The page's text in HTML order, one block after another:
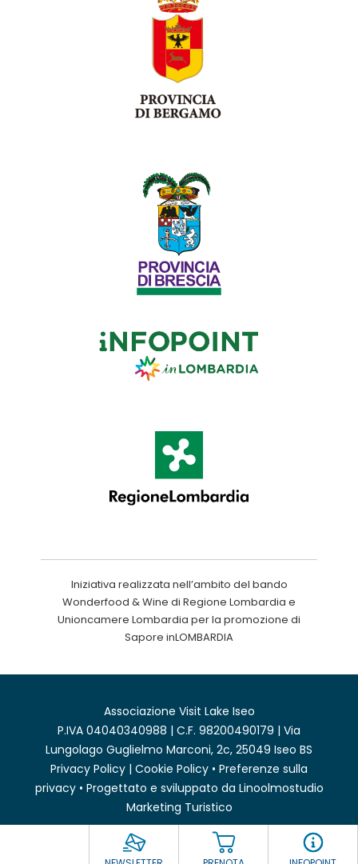
Iniziativa realizzata nell’ambito del bando
Wonderfood & Wine di Regione Lombardia e
Unioncamere Lombardia per la promozione di
Sapore inLOMBARDIA
Associazione Visit Lake Iseo
P.IVA 04040340988 | C.F. 98200490179 | Via
Lungolago Guglielmo Marconi, 2c, 25049 Iseo BS
Privacy Policy | Cookie Policy • Preferenze sulla
privacy• Progettato e sviluppato da Linoolmostudio
Marketing Turistico